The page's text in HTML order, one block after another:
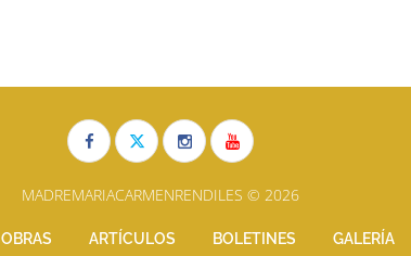
MADREMARIACARMENRENDILES © 2026
OBRAS ARTÍCULOS BOLETINES GALERÍA